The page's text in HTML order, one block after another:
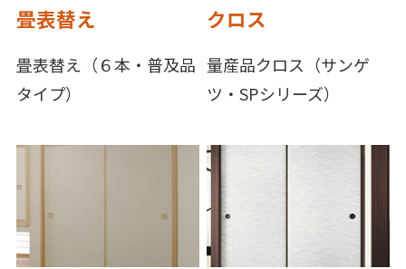
畳表替え
畳表替え（６本・普及品
タイプ）
クロス
量産品クロス（サンゲ
ツ・SPシリーズ）